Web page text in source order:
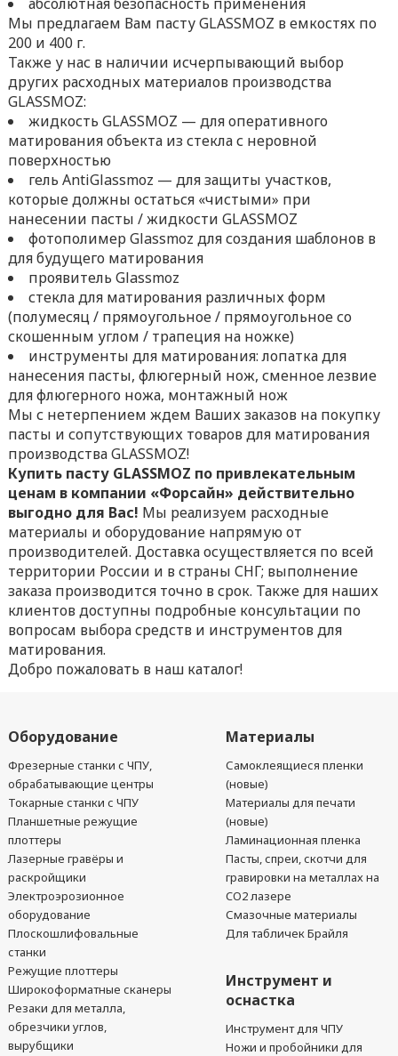
Мы предлагаем Вам пасту GLASSMOZ в емкостях по
200 и 400 г.
Также у нас в наличии исчерпывающий выбор
других расходных материалов производства
GLASSMOZ:
жидкость GLASSMOZ — для оперативного
матирования объекта из стекла с неровной
поверхностью
гель AntiGlassmoz — для защиты участков,
которые должны остаться «чистыми» при
нанесении пасты / жидкости GLASSMOZ
фотополимер Glassmoz для создания шаблонов в
для будущего матирования
проявитель Glassmoz
стекла для матирования различных форм
(полумесяц / прямоугольное / прямоугольное со
скошенным углом / трапеция на ножке)
инструменты для матирования: лопатка для
нанесения пасты, флюгерный нож, сменное лезвие
для флюгерного ножа, монтажный нож
Мы с нетерпением ждем Ваших заказов на покупку
пасты и сопутствующих товаров для матирования
производства GLASSMOZ!
Купить пасту GLASSMOZ по привлекательным
ценам в компании «Форсайн» действительно
выгодно для Вас! Мы реализуем расходные
материалы и оборудование напрямую от
производителей. Доставка осуществляется по всей
территории России и в страны СНГ; выполнение
заказа производится точно в срок. Также для наших
клиентов доступны подробные консультации по
вопросам выбора средств и инструментов для
матирования.
Добро пожаловать в наш каталог!
Оборудование
Фрезерные станки с ЧПУ,
обрабатывающие центры
Токарные станки с ЧПУ
Планшетные режущие
плоттеры
Лазерные гравёры и
раскройщики
Электроэрозионное
оборудование
Плоскошлифовальные
станки
Режущие плоттеры
Широкоформатные сканеры
Резаки для металла,
обрезчики углов,
вырубщики
Материалы
Самоклеящиеся пленки
(новые)
Материалы для печати
(новые)
Ламинационная пленка
Пасты, спреи, скотчи для
гравировки на металлах на
CO2 лазере
Смазочные материалы
Для табличек Брайля
Инструмент и
оснастка
Инструмент для ЧПУ
Ножи и пробойники для